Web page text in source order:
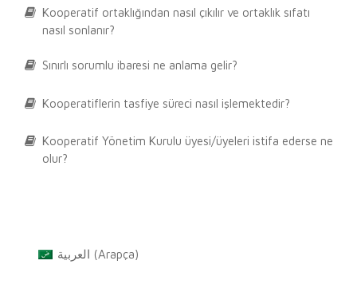
Kooperatif ortaklığından nasıl çıkılır ve ortaklık sıfatı
nasıl sonlanır?
Sınırlı sorumlu ibaresi ne anlama gelir?
Kooperatiflerin tasfiye süreci nasıl işlemektedir?
Kooperatif Yönetim Kurulu üyesi/üyeleri istifa ederse ne
olur?
العربية (Arapça)